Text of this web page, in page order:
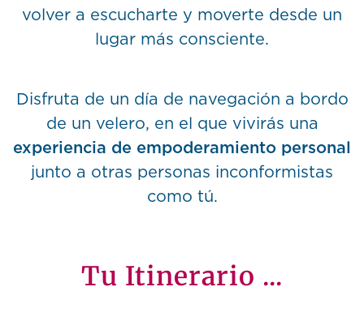
volver a escucharte y moverte desde un
lugar más consciente.
Disfruta de un día de navegación a bordo
de un velero, en el que vivirás una
experiencia de empoderamiento personal
junto a otras personas inconformistas
como tú.
Tu Itinerario ...